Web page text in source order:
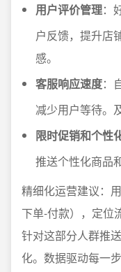
用户评价管理：
户反馈，提升店
感。
客服响应速度：
减少用户等待。
限时促销和个性
推送个性化商品
精细化运营建议：
下单-付款），定位
针对这部分人群推
化。数据驱动每一